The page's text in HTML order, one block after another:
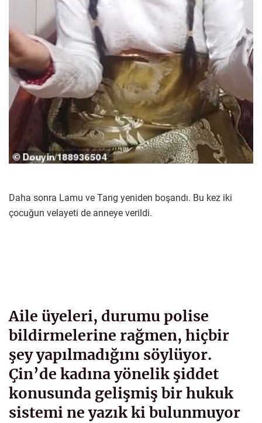
Daha sonra Lamu ve Tang yeniden boşandı. Bu kez iki
çocuğun velayeti de anneye verildi.
Aile üyeleri, durumu polise
bildirmelerine rağmen, hiçbir
şey yapılmadığını söylüyor.
Çin’de kadına yönelik şiddet
konusunda gelişmiş bir hukuk
sistemi ne yazık ki bulunmuyor